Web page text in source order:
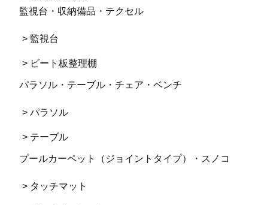
監視台・収納備品・テクセル
> 監視台
> ビート板整理棚
パラソル・テーブル・チェア・ベンチ
> パラソル
> テーブル
プールカーペット（ジョイントタイプ）・スノコ
> タッチマット